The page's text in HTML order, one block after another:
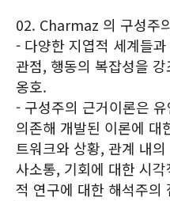
02. Charmaz 의 구성주
- 다양한 지엽적 세계들
관점, 행동의 복잡성을
옹호.
- 구성주의 근거이론은
의존해 개발된 이론에 대
트워크와 상황, 관계 내
사소통, 기회에 대한 시
적 연구에 대한 해석주의